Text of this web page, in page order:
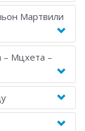
Мартвили
– Мцхета –